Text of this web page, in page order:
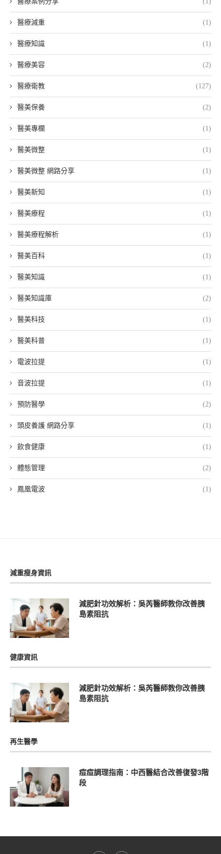
醫療減重 (1)
醫療知識 (1)
醫療美容 (2)
醫療衛教 (127)
醫美保養 (2)
醫美專欄 (1)
醫美微整 (1)
醫美微整 網路分享 (1)
醫美新知 (1)
醫美療程 (1)
醫美療程解析 (1)
醫美百科 (1)
醫美知識 (1)
醫美知識庫 (2)
醫美科技 (1)
醫美科普 (1)
電波拉提 (1)
音波拉提 (1)
預防醫學 (2)
頭皮養護 網路分享 (1)
飲食健康 (1)
體態管理 (2)
鳳凰電波 (1)
減重瘦身資訊
減肥針功效解析：吳芮醫師教你改善胰
島素阻抗
健康資訊
減肥針功效解析：吳芮醫師教你改善胰
島素阻抗
再生醫學
痘痘調理指南：中西醫結合改善復發3階
段